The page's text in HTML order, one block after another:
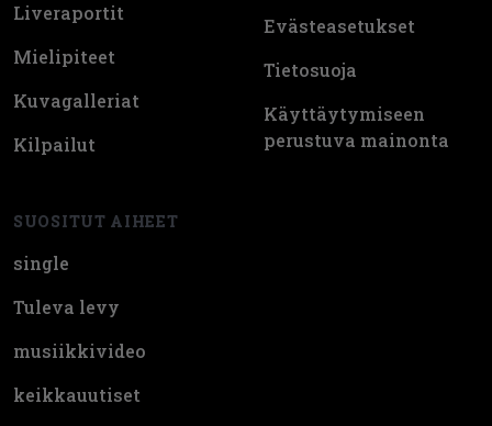
Liveraportit
Mielipiteet
Kuvagalleriat
Kilpailut
SUOSITUT AIHEET
single
Tuleva levy
musiikkivideo
keikkauutiset
Evästeasetukset
Tietosuoja
Käyttäytymiseen
perustuva mainonta